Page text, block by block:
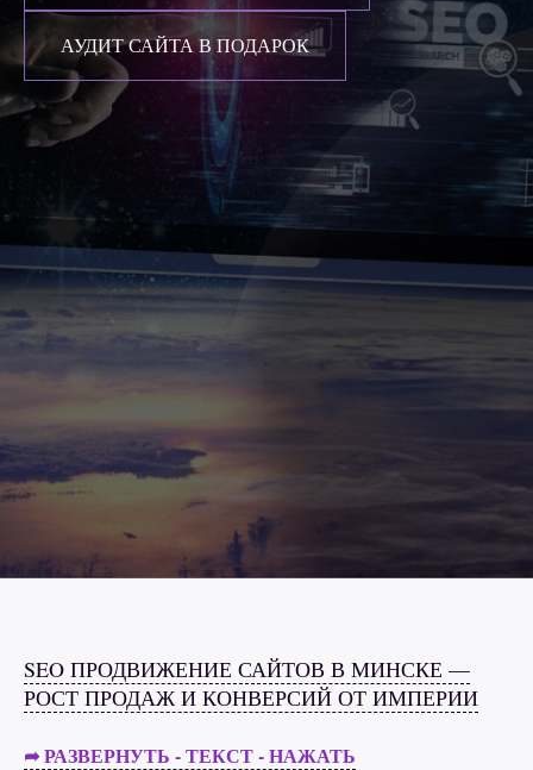
АУДИТ САЙТА В ПОДАРОК
SEO ПРОДВИЖЕНИЕ САЙТОВ В МИНСКЕ —
РОСТ ПРОДАЖ И КОНВЕРСИЙ ОТ ИМПЕРИИ
➦ РАЗВЕРНУТЬ - ТЕКСТ - НАЖАТЬ